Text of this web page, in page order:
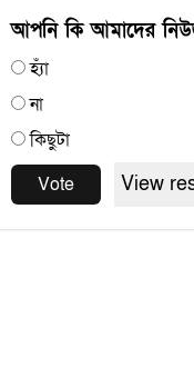
আপনি কি আমাদের
হ্যাঁ
না
কিছুটা
Vote
View